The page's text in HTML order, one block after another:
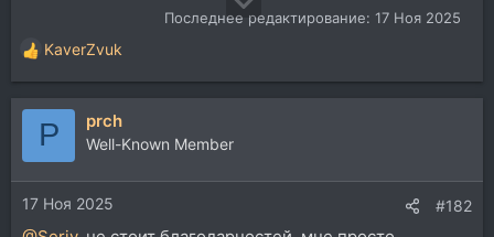
Последнее редактирование: 17 Ноя 2025
Р
е
а
и
и
:
KaverZvuk
P prch
Well-Known Member
17 Ноя 2025 #182